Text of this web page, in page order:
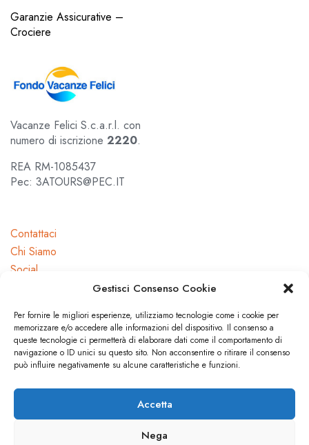
Gestisci Consenso Cookie
Per fornire le migliori esperienze, utilizziamo tecnologie come i cookie per
memorizzare e/o accedere alle informazioni del dispositivo. Il consenso a
queste tecnologie ci permetterà di elaborare dati come il comportamento di
navigazione o ID unici su questo sito. Non acconsentire o ritirare il consenso
può influire negativamente su alcune caratteristiche e funzioni.
Accetta
Nega
Garanzie Assicurative –
Crociere
Vacanze Felici S.c.a.r.l. con
numero di iscrizione 2220.
REA RM-1085437
Pec: 3ATOURS@PEC.IT
Contattaci
Chi Siamo
Social
Dicono di noi
Press